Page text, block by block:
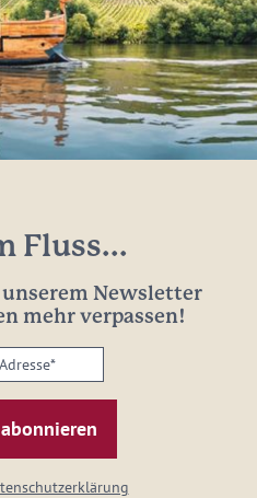
Fluss...
Newsletter
mehr verpassen!